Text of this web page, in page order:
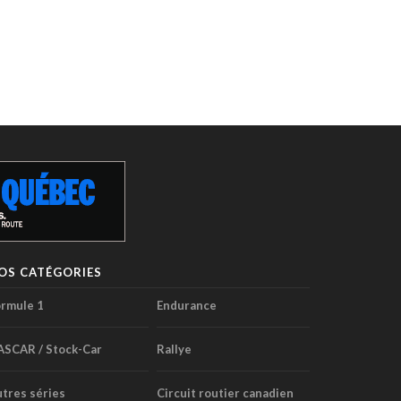
CATÉGORIES
1 Endurance
/ Stock-Car Rallye
séries Circuit routier canadien